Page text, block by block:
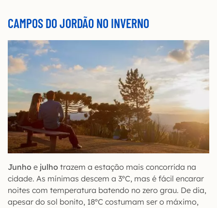
CAMPOS DO JORDÃO NO INVERNO
Junho e julho trazem a estação mais concorrida na
cidade. As mínimas descem a 3ºC, mas é fácil encarar
noites com temperatura batendo no zero grau. De dia,
apesar do sol bonito, 18ºC costumam ser o máximo,